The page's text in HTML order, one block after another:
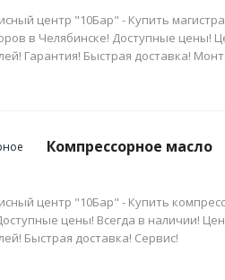
центр "10Бар" - Купить
в Челябинске! Доступные цены!
Гарантия! Быстрая доставка!
Компрессорное масло
центр "10Бар" - Купить
цены! Всегда в наличии!
Быстрая доставка! Сервис!